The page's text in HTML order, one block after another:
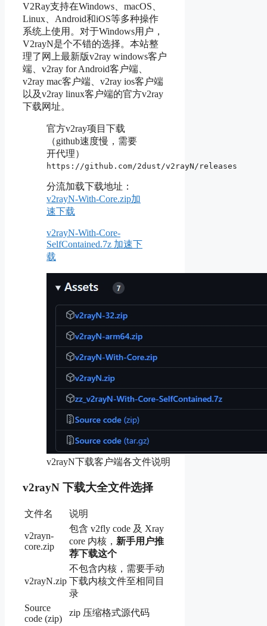
V2Ray支持在Windows、macOS、
Linux、Android和iOS等多种操作
系统上使用。对于Windows用户，
V2rayN是个不错的选择。本站整
理了网上最新版v2ray windows客户
端、v2ray for Android客户端、
v2ray mac客户端、v2ray ios客户端
以及v2ray linux客户端的官方v2ray
下载网址。
官方v2ray项目下载
（github速度慢，需要
开代理）
https://github.com/2dust/v2rayN/releases
分流加载下载地址：
v2rayN-With-Core.zip加
速下载
v2rayN-With-Core-
SelfContained.7z 加速下
载
v2rayN下载客户端各文件说明
v2rayN 下载大全文件选择
文件名 说明
v2rayn-
core.zip
包含 v2fly code 及 Xray
core 内核， 新手用户推
荐下载这个
v2rayN.zip
不包含内核，需要手动
下载内核文件至相同目
录
Source
code (zip)
zip 压缩格式源代码